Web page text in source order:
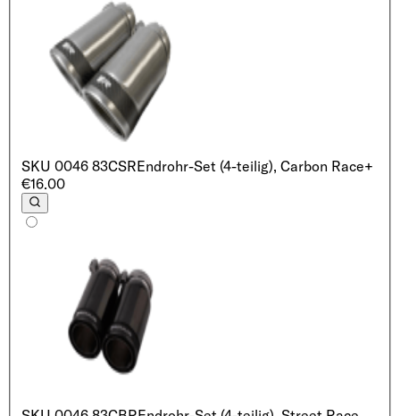
SKU 0046 83CSREndrohr-Set (4-teilig), Carbon Race+
€16.00